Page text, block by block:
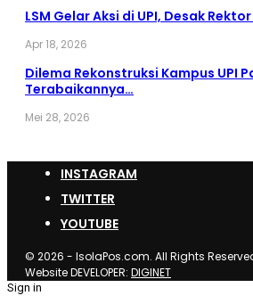
LSM Gelar Aksi di UPI, Desak
Apr 18, 2026
Dilema Rekonstruksi Kampus UPI
Terabaikannya…
Mei 28, 2026
INSTAGRAM
TWITTER
YOUTUBE
© 2026 - IsolaPos.com. All Rights
Website DEVELOPER: DIGINET
Sign in